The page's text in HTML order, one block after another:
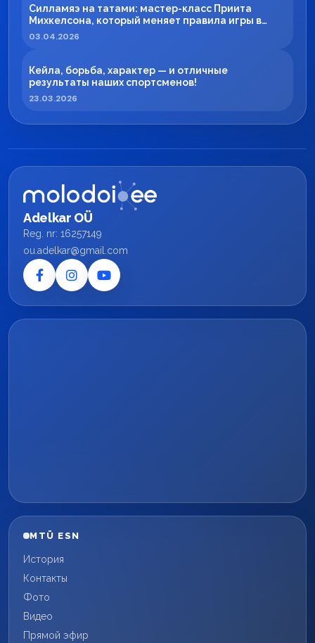
Силламяэ на татами: мастер-класс Приита
Михкелсона, который меняет правила игры в
регионе
03.04.2026
Кейла, борьба, характер — и отличные
результаты наших спортсменов!
23.03.2026
Adelkar OÜ
Reg. nr: 16257149
ou.adelkar@gmail.com
MTÜ ESN
История
Контакты
Фото
Видео
Прямой эфир